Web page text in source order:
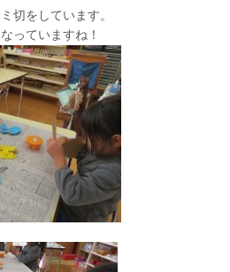
み ゼロ でした！
！
嬉しそうですね♡
切をしています。
っていますね！